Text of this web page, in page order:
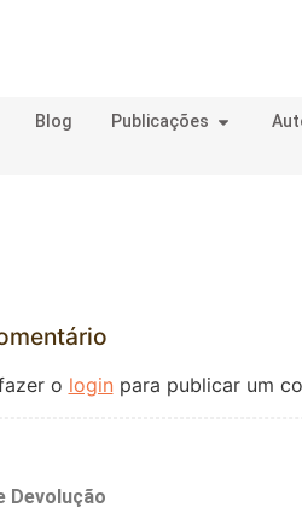
Blog Publicações
o login para publicar um
Devolução